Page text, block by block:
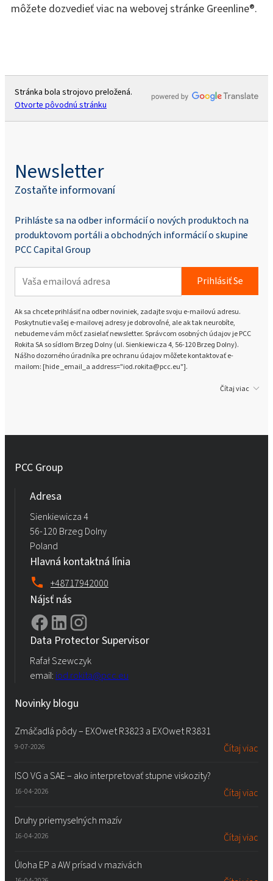
môžete dozvedieť viac na webovej stránke Greenline®.
Stránka bola strojovo preložená.
Otvorte pôvodnú stránku
Newsletter
Zostaňte informovaní
Prihláste sa na odber informácií o nových produktoch na
produktovom portáli a obchodných informácií o skupine
PCC Capital Group
Prihlásiť Se
Ak sa chcete prihlásiť na odber noviniek, zadajte svoju e-mailovú adresu.
Poskytnutie vašej e-mailovej adresy je dobrovoľné, ale ak tak neurobíte,
nebudeme vám môcť zasielať newsletter. Správcom osobných údajov je PCC
Rokita SA so sídlom Brzeg Dolny (ul. Sienkiewicza 4, 56-120 Brzeg Dolny).
Nášho dozorného úradníka pre ochranu údajov môžete kontaktovať e-
mailom: [hide _email_a address="iod.rokita@pcc.eu"].
Čítaj viac
PCC Group
Adresa
Sienkiewicza 4
56-120 Brzeg Dolny
Poland
Hlavná kontaktná línia
+48717942000
Nájsť nás
Data Protector Supervisor
Rafał Szewczyk
email: iod.rokita@pcc.eu
Novinky blogu
Zmáčadlá pôdy – EXOwet R3823 a EXOwet R3831
9-07-2026 Čítaj viac
ISO VG a SAE – ako interpretovať stupne viskozity?
16-04-2026 Čítaj viac
Druhy priemyselných mazív
16-04-2026 Čítaj viac
Úloha EP a AW prísad v mazivách